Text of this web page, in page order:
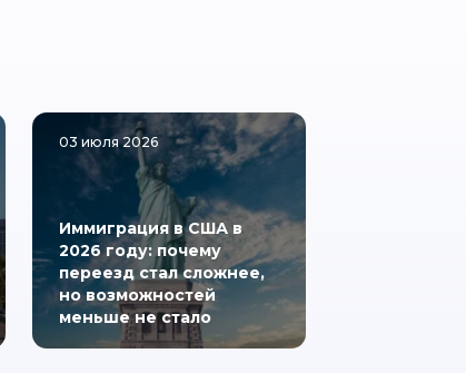
03 июля 2026
Иммиграция в США в
2026 году: почему
переезд стал сложнее,
но возможностей
меньше не стало